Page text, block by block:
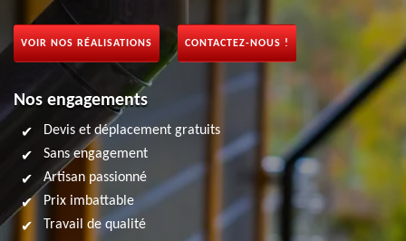
VOIR NOS RÉALISATIONS CONTACTEZ-NOUS !
Nos engagements
Devis et déplacement gratuits
Sans engagement
Artisan passionné
Prix imbattable
Travail de qualité